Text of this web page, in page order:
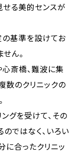
る美的センスが
の基準を設けてお
ん。
斎橋、難波に集
数のクリニックの
グを受けて、その
ではなく、いろい
に合ったクリニッ